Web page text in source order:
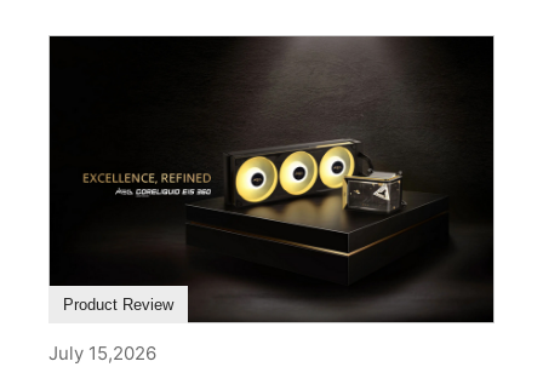
Product Review
July 15,2026